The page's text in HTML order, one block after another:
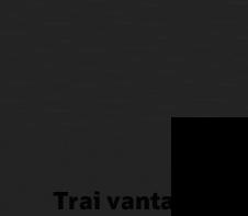
Trai vantaggio